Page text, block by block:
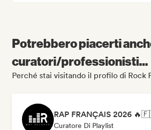
Potrebbero piacerti
curatori/professionisti...
Perché stai visitando il profilo di Rock
Curatore Di Playlist